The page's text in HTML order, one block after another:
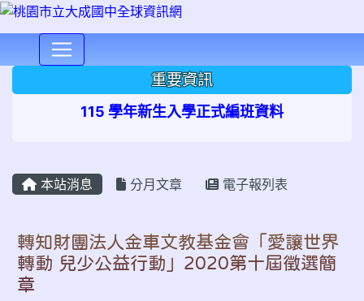
重要資訊
115 學年新生入學正式編班資料
本站消息 分月文章 電子報列表
轉知財團法人金車文教基金會「愛讓世界
轉動 兒少公益行動」2020第十屆徵選簡
章